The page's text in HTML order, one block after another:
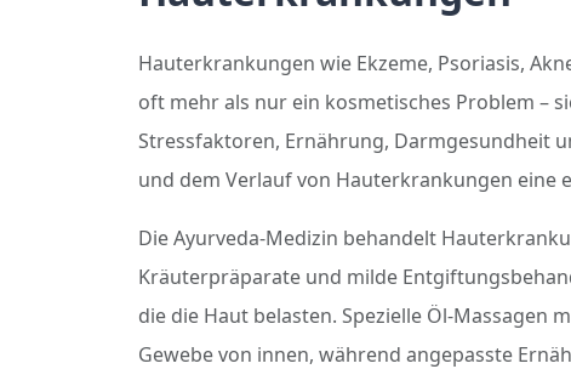
Hauterkrankungen wie Ekzeme, Psoriasis,
oft mehr als nur ein kosmetisches Problem –
Stressfaktoren, Ernährung, Darmgesundheit
und dem Verlauf von Hauterkrankungen eine
Die Ayurveda-Medizin behandelt
Kräuterpräparate und milde
die die Haut belasten. Spezielle Öl-Massagen
Gewebe von innen, während angepasste